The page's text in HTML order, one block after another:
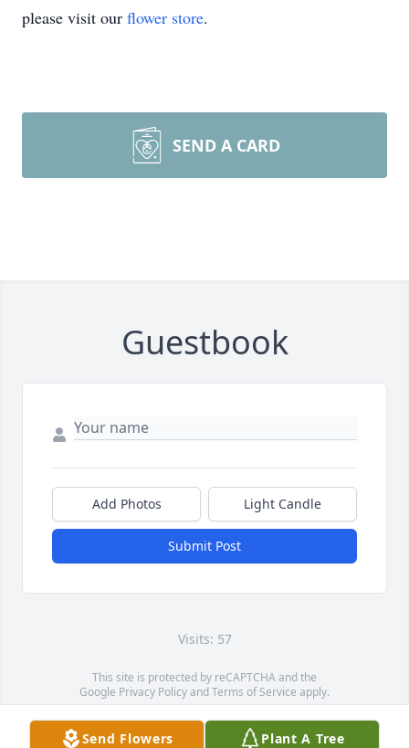
please visit our flower store.
SEND A CARD
Guestbook
Add Photos Light Candle
Submit Post
Visits: 57
This site is protected by reCAPTCHA and the
Google Privacy PolicyandTerms of Service apply.
Service map data ©OpenStreetMapcontributors
Send Flowers Plant A Tree